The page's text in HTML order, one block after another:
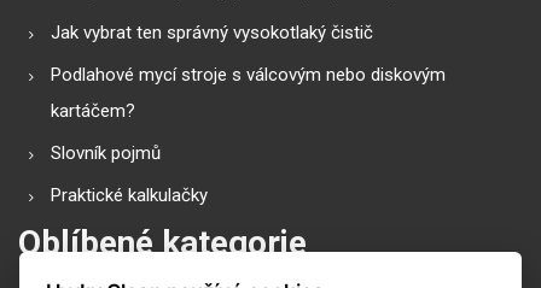
Jak vybrat ten správný vysokotlaký čistič
Podlahové mycí stroje s válcovým nebo diskovým
kartáčem?
Slovník pojmů
Praktické kalkulačky
Oblíbené kategorie